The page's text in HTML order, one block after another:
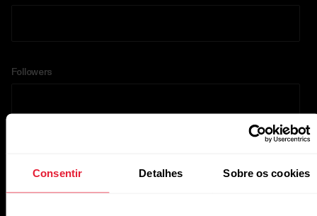
Consentir Detalhes Sobre os cookies
Followers
Account URL